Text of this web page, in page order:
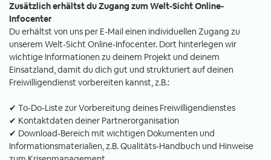
Zusätzlich erhältst du Zugang zum Welt-Sicht Online-
Infocenter
Du erhältst von uns per E-Mail einen individuellen Zugang zu
unserem Welt-Sicht Online-Infocenter. Dort hinterlegen wir
wichtige Informationen zu deinem Projekt und deinem
Einsatzland, damit du dich gut und strukturiert auf deinen
Freiwilligendienst vorbereiten kannst, z.B.:
✔ To-Do-Liste zur Vorbereitung deines Freiwilligendienstes
✔ Kontaktdaten deiner Partnerorganisation
✔ Download-Bereich mit wichtigen Dokumenten und
Informationsmaterialien, z.B. Qualitäts-Handbuch und Hinweise